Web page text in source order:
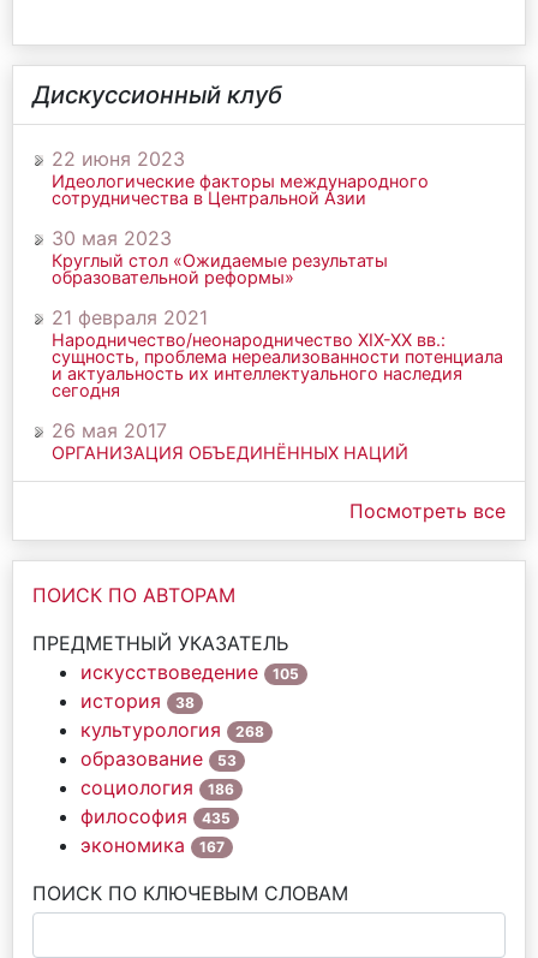
Дискуссионный клуб
22 июня 2023
Идеологические факторы международного
сотрудничества в Центральной Азии
30 мая 2023
Круглый стол «Ожидаемые результаты
образовательной реформы»
21 февраля 2021
Народничество/неонародничество ХIХ-ХХ вв.:
сущность, проблема нереализованности потенциала
и актуальность их интеллектуального наследия
сегодня
26 мая 2017
ОРГАНИЗАЦИЯ ОБЪЕДИНЁННЫХ НАЦИЙ
Посмотреть все
ПОИСК ПО АВТОРАМ
ПРЕДМЕТНЫЙ УКАЗАТЕЛЬ
искусствоведение
105
история 38
культурология 268
образование 53
социология 186
философия 435
экономика 167
ПОИСК ПО КЛЮЧЕВЫМ СЛОВАМ